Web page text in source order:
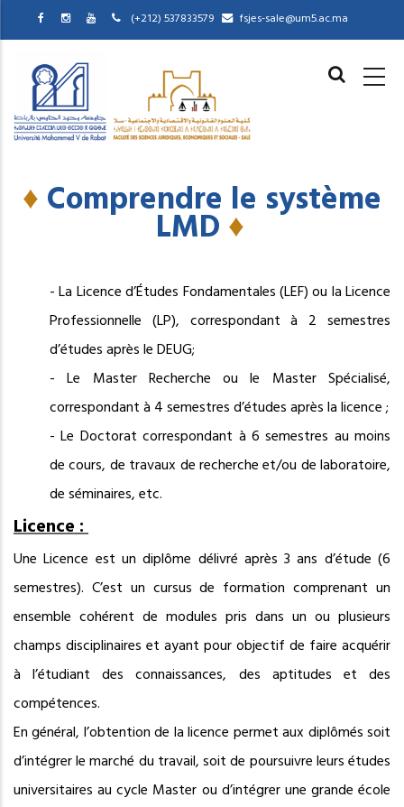
to
content
(+212) 537833579 fsjes-sale@um5.ac.ma
MAIN
♦Comprendre le système
LMD♦
- La Licence d’Études Fondamentales (LEF) ou la Licence
Professionnelle (LP), correspondant à 2 semestres
d’études après le DEUG;
- Le Master Recherche ou le Master Spécialisé,
correspondant à 4 semestres d’études après la licence ;
- Le Doctorat correspondant à 6 semestres au moins
de cours, de travaux de recherche et/ou de laboratoire,
de séminaires, etc.
Licence :
Une Licence est un diplôme délivré après 3 ans d’étude (6
semestres). C’est un cursus de formation comprenant un
ensemble cohérent de modules pris dans un ou plusieurs
champs disciplinaires et ayant pour objectif de faire acquérir
à l’étudiant des connaissances, des aptitudes et des
compétences.
En général, l’obtention de la licence permet aux diplômés soit
d’intégrer le marché du travail, soit de poursuivre leurs études
universitaires au cycle Master ou d’intégrer une grande école